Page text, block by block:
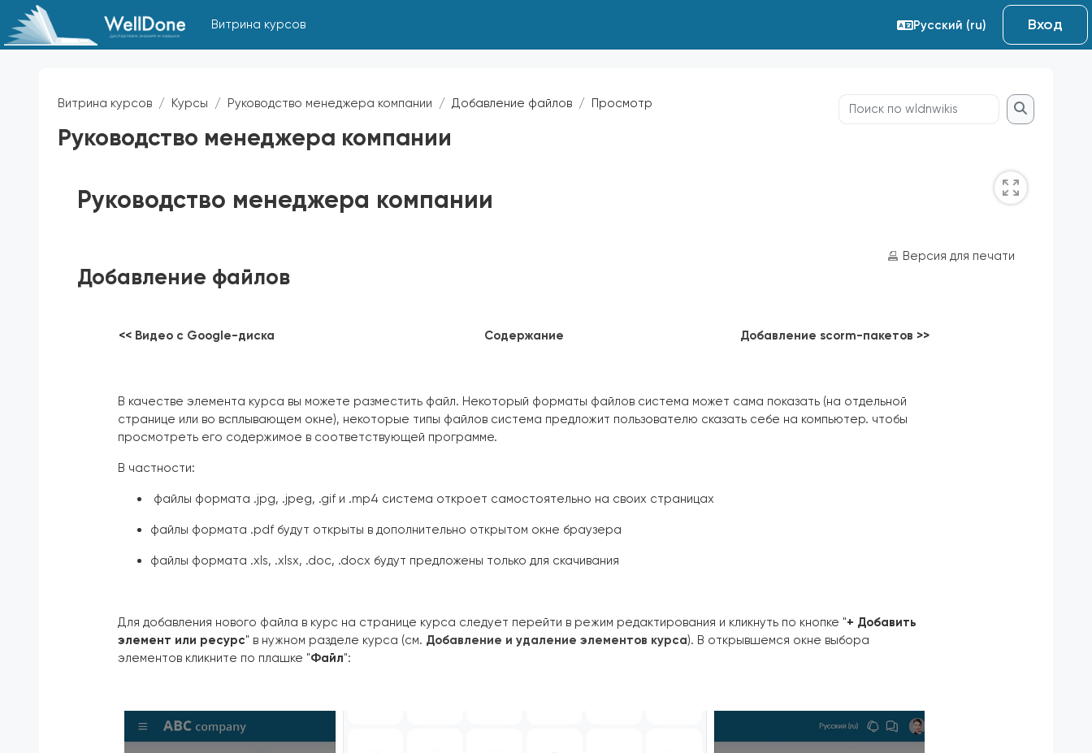
Перейти к основному содержанию
Витрина курсов
Русский ‎(ru)‎ Вход
Витрина курсов Курсы Руководство менеджера компании Добавление файлов
Просмотр
Поиск по wldnwikis
Поиск по
Руководство менеджера компании
Руководство менеджера компании
Версия для печати
Добавление файлов
<< Видео с Google-диска Содержание Добавление scorm-пакетов >>
В качестве элемента курса вы можете разместить файл. Некоторый форматы файлов система может сама показать (на отдельной
странице или во всплывающем окне), некоторые типы файлов система предложит пользователю сказать себе на компьютер. чтобы
просмотреть его содержимое в соответствующей программе.
В частности:
файлы формата .jpg, .jpeg, .gif и .mp4 система откроет самостоятельно на своих страницах
файлы формата .pdf будут открыты в дополнительно открытом окне браузера
файлы формата .xls, .xlsx, .doc, .docx будут предложены только для скачивания
Для добавления нового файла в курс на странице курса следует перейти в режим редактирования и кликнуть по кнопке "+ Добавить
элемент или ресурс" в нужном разделе курса (см. Добавление и удаление элементов курса). В открывшемся окне выбора
элементов кликните по плашке "Файл":